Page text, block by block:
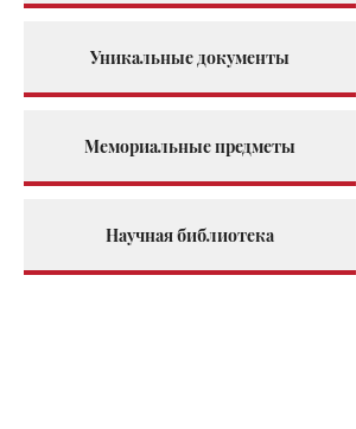
Уникальные документы
Мемориальные предметы
Научная библиотека